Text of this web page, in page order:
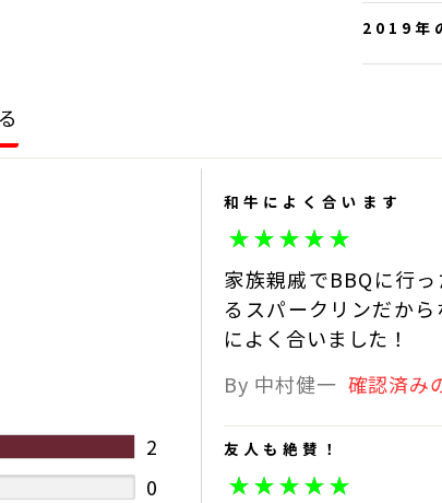
こちら
ブレン
いただ
ご確認
2年間
重厚感
────
サンマモ
お問合
2019年
52％、
サンマモ
2
0
和牛によく合います
家族親戚でBBQに行
るスパークリンだか
によく合いました！
By 中村健一 確認済み
友人も絶賛！